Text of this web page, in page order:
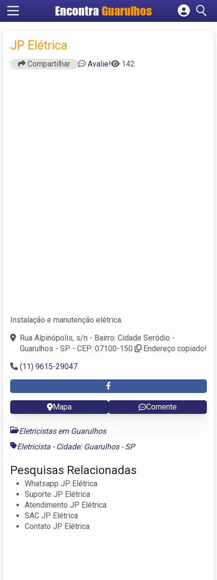
Encontra Guarulhos
Cadastrar empresa
JP Elétrica
Compartilhar Avalie! 142
Instalação e manutenção elétrica.
Rua Alpinópolis, s/n - Bairro: Cidade Seródio -
Guarulhos - SP - CEP: 07100-150
Endereço copiado!
(11) 9615-29047
Mapa Comente
Eletricistas em Guarulhos
Eletricista - Cidade: Guarulhos - SP
Pesquisas Relacionadas
Whatsapp JP Elétrica
Suporte JP Elétrica
Atendimento JP Elétrica
SAC JP Elétrica
Contato JP Elétrica